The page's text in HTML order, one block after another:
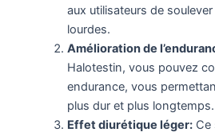
aux utilisateurs de
lourdes.
Amélioration de
Halotestin, vous pouvez
endurance, vous
plus dur et plus longtemps.
Effet diurétique léger:Ce